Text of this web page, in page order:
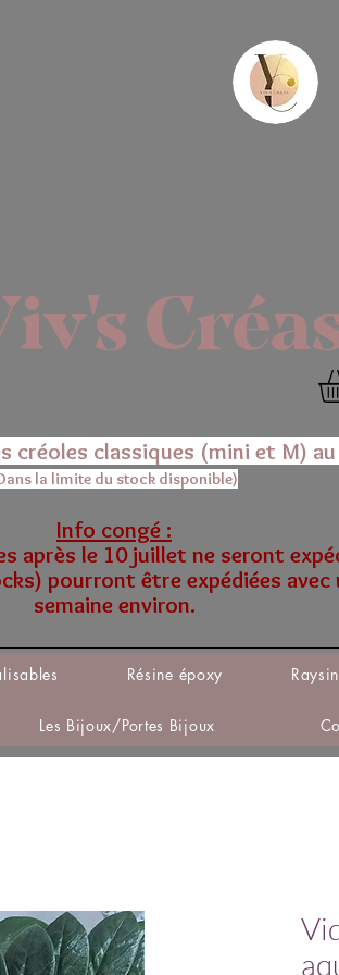
créoles classiques (mini et M)
la limite du stock disponible)
Info congé :
après le 10 juillet ne seront
pourront être expédiées avec
semaine environ.
Résine époxy
Les Bijoux/Portes Bijoux